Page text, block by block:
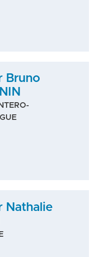
Bruno
Nathalie